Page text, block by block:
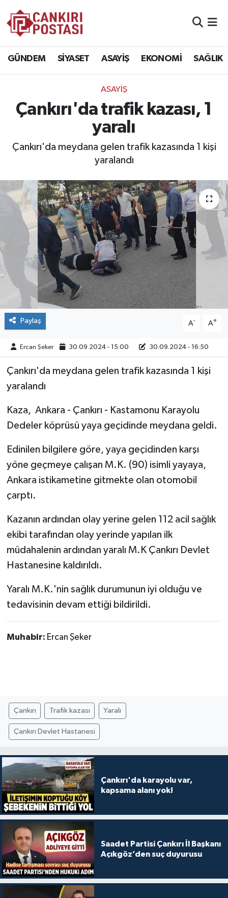
GÜNDEM SİYASET ASAYİŞ EKONOMİ SAĞLIK
ASAYİŞ
Çankırı'da trafik kazası, 1
yaralı
Çankırı'da meydana gelen trafik kazasında 1 kişi
yaralandı
Paylaş A- A+
Ercan Şeker 30.09.2024 - 15:00 30.09.2024 - 16:50
Çankırı'da meydana gelen trafik kazasında 1 kişi
yaralandı
Kaza, Ankara - Çankırı - Kastamonu Karayolu
Dedeler köprüsü yaya geçidinde meydana geldi.
Edinilen bilgilere göre, yaya geçidinden karşı
yöne geçmeye çalışan M.K. (90) isimli yayaya,
Ankara istikametine gitmekte olan otomobil
çarptı.
Kazanın ardından olay yerine gelen 112 acil sağlık
ekibi tarafından olay yerinde yapılan ilk
müdahalenin ardından yaralı M.K Çankırı Devlet
Hastanesine kaldırıldı.
Yaralı M.K.'nin sağlık durumunun iyi olduğu ve
tedavisinin devam ettiği bildirildi.
Muhabir: Ercan Şeker
Çankırı Trafik kazası Yaralı
Çankırı Devlet Hastanesi
Çankırı'da karayolu var,
kapsama alanı yok!
Saadet Partisi Çankırı İl Başkanı
Açıkgöz’den suç duyurusu
EKONOMİ
SAĞLIK
EĞİTİM
YAŞAM
ÇEVRE
İLÇELER
RESMİ İLANLAR
KÜLTÜR
TURİZM
MAGAZİN
BİLİM&TEKNOLOJİ
BÖLGE
TÜRKİYE
Trafik Durumu
Süper Lig Puan Durumu ve Fikstür
Son Dakika Haberleri
Haber Arşivi